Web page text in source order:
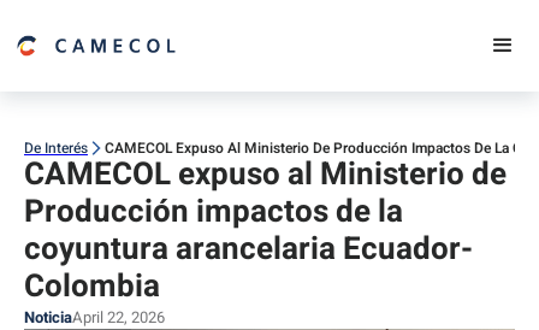
De Interés CAMECOL Expuso Al Ministerio De Producción Impactos De La
CAMECOL expuso al Ministerio de
Producción impactos de la
coyuntura arancelaria Ecuador-
Colombia
NoticiaApril 22, 2026